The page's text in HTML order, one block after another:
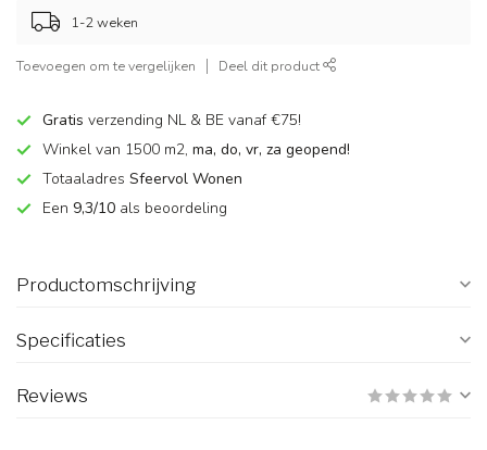
1-2 weken
Toevoegen om te vergelijken Deel dit product
Gratis verzending NL & BE vanaf €75!
Winkel van 1500 m2, ma, do, vr, za geopend!
Totaaladres Sfeervol Wonen
Een 9,3/10 als beoordeling
Productomschrijving
Specificaties
Reviews